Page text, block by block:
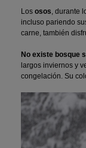
Los osos, durante
incluso pariendo
carne, también
No existe bosque
largos inviernos y
congelación. Su